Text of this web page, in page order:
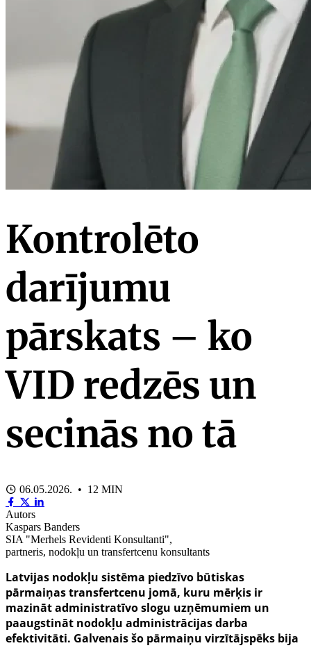
Kontrolēto
darījumu
pārskats – ko
VID redzēs un
secinās no tā
06.05.2026. • 12 MIN
Autors
Kaspars Banders
SIA "Merhels Revidenti Konsultanti",
partneris, nodokļu un transfertcenu konsultants
Latvijas nodokļu sistēma piedzīvo būtiskas
pārmaiņas transfertcenu jomā, kuru mērķis ir
mazināt administratīvo slogu uzņēmumiem un
paaugstināt nodokļu administrācijas darba
efektivitāti. Galvenais šo pārmaiņu virzītājspēks bija